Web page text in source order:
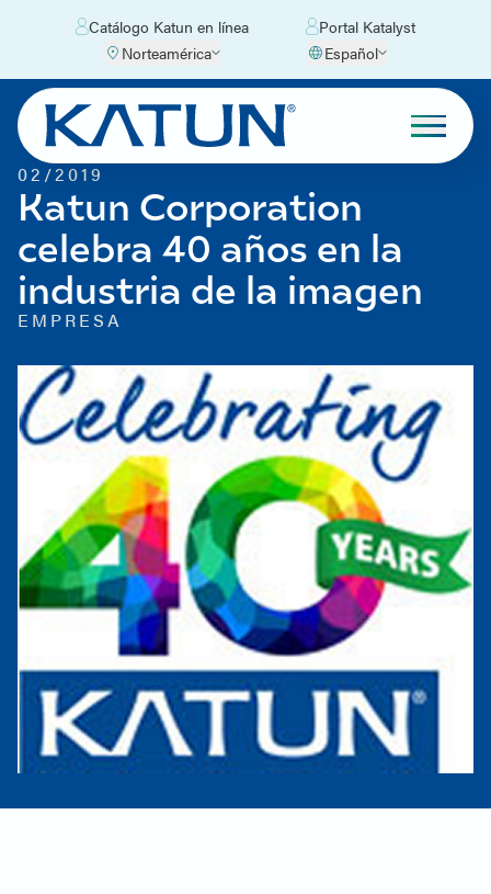
Catálogo Katun en línea
Portal Katalyst
Norteamérica
Español
02/2019
Katun Corporation
celebra 40 años en la
industria de la imagen
EMPRESA